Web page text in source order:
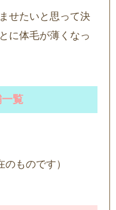
せたいと思って決
に体毛が薄くなっ
覧
ものです）